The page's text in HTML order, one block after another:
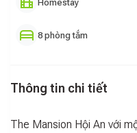
Homestay
8 phòng tắm
Thông tin chi tiết
The Mansion Hội An với